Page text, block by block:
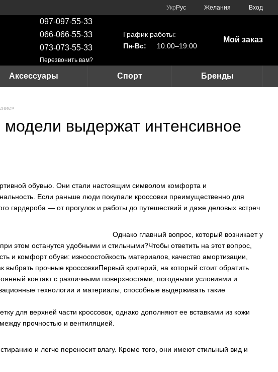
Укр Рус Желания Вход
097-097-55-33
066-066-55-33
073-073-55-33
Перезвонить вам?
График работы:
Пн-Вс:
10.00–19:00
Мой заказ
Аксессуары Спорт Бренды
выдержат интенсивное
обувью. Они стали настоящим символом комфорта и
Если раньше люди покупали кроссовки преимущественно для
гардероба — от прогулок и работы до путешествий и даже деловых встреч
Однако главный вопрос, который возникает у
этом останутся удобными и стильными?Чтобы ответить на этот вопрос,
и комфорт обуви: износостойкость материалов, качество амортизации,
прочные кроссовкиПервый критерий, на который стоит обратить
контакт с различными поверхностями, погодными условиями и
технологии и материалы, способные выдерживать такие
для верхней части кроссовок, однако дополняют ее вставками из кожи
прочностью и вентиляцией.
и легче переносит влагу. Кроме того, они имеют стильный вид и